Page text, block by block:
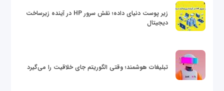
زیر پوست دنیای داده؛ نقش سرور HP در آینده زیرساخت
دیجیتال
تبلیغات هوشمند؛ وقتی الگوریتم جای خلاقیت را می‌گیرد